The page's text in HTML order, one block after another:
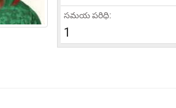
సమయ పరిధి:
1